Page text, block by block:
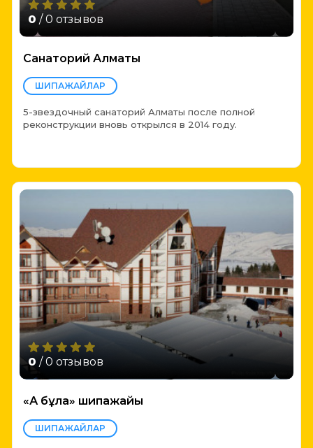
0 / 0 отзывов
Санаторий Алматы
ШИПАЖАЙЛАР
5-звездочный санаторий Алматы после полной
реконструкции вновь открылся в 2014 году.
0 / 0 отзывов
«Ақ бұлақ» шипажайы
ШИПАЖАЙЛАР